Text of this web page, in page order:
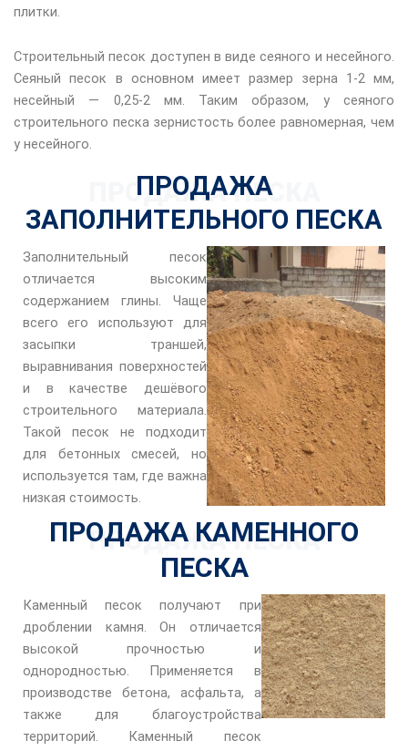
плитки.
Строительный песок доступен в виде сеяного и несейного.
Сеяный песок в основном имеет размер зерна 1-2 мм,
несейный — 0,25-2 мм. Таким образом, у сеяного
строительного песка зернистость более равномерная, чем
у несейного.
ПРОДАЖА ПЕСКА
ПРОДАЖА
ЗАПОЛНИТЕЛЬНОГО ПЕСКА
Заполнительный песок
отличается высоким
содержанием глины. Чаще
всего его используют для
засыпки траншей,
выравнивания поверхностей
и в качестве дешёвого
строительного материала.
Такой песок не подходит
для бетонных смесей, но
используется там, где важна
низкая стоимость.
ПРОДАЖА ПЕСКА
ПРОДАЖА КАМЕННОГО
ПЕСКА
Каменный песок получают при
дроблении камня. Он отличается
высокой прочностью и
однородностью. Применяется в
производстве бетона, асфальта, а
также для благоустройства
территорий. Каменный песок